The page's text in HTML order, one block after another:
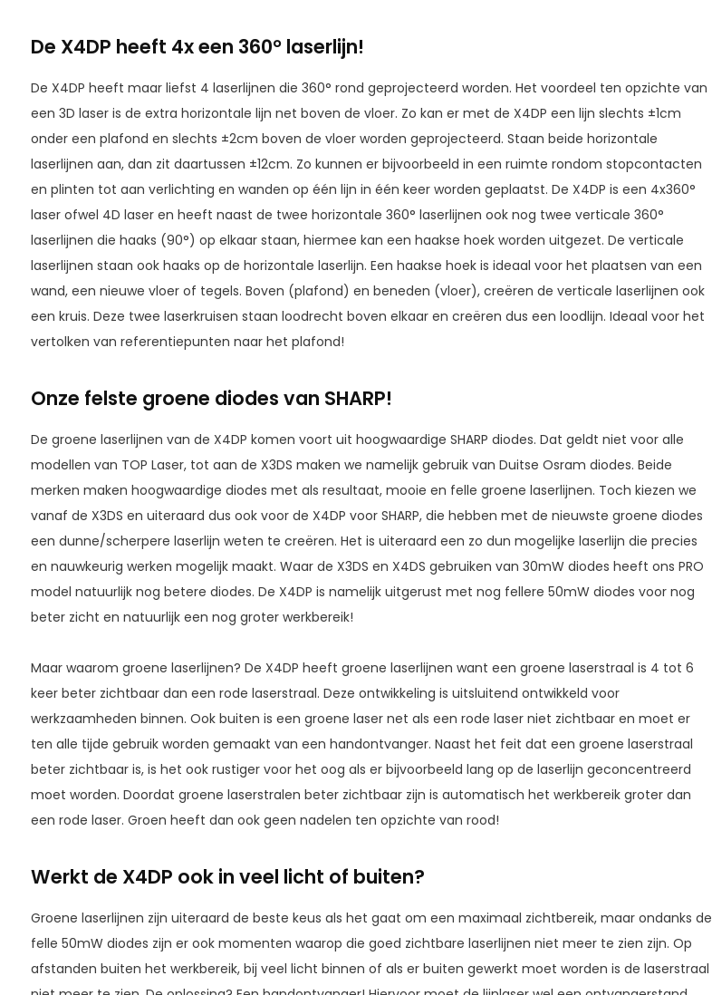
De X4DP heeft 4x een 360° laserlijn!
De X4DP heeft maar liefst 4 laserlijnen die 360° rond geprojecteerd worden. Het voordeel ten opzichte van
een 3D laser is de extra horizontale lijn net boven de vloer. Zo kan er met de X4DP een lijn slechts ±1cm
onder een plafond en slechts ±2cm boven de vloer worden geprojecteerd. Staan beide horizontale
laserlijnen aan, dan zit daartussen ±12cm. Zo kunnen er bijvoorbeeld in een ruimte rondom stopcontacten
en plinten tot aan verlichting en wanden op één lijn in één keer worden geplaatst. De X4DP is een 4x360°
laser ofwel 4D laser en heeft naast de twee horizontale 360° laserlijnen ook nog twee verticale 360°
laserlijnen die haaks (90°) op elkaar staan, hiermee kan een haakse hoek worden uitgezet. De verticale
laserlijnen staan ook haaks op de horizontale laserlijn. Een haakse hoek is ideaal voor het plaatsen van een
wand, een nieuwe vloer of tegels. Boven (plafond) en beneden (vloer), creëren de verticale laserlijnen ook
een kruis. Deze twee laserkruisen staan loodrecht boven elkaar en creëren dus een loodlijn. Ideaal voor het
vertolken van referentiepunten naar het plafond!
Onze felste groene diodes van SHARP!
De groene laserlijnen van de X4DP komen voort uit hoogwaardige SHARP diodes. Dat geldt niet voor alle
modellen van TOP Laser, tot aan de X3DS maken we namelijk gebruik van Duitse Osram diodes. Beide
merken maken hoogwaardige diodes met als resultaat, mooie en felle groene laserlijnen. Toch kiezen we
vanaf de X3DS en uiteraard dus ook voor de X4DP voor SHARP, die hebben met de nieuwste groene diodes
een dunne/scherpere laserlijn weten te creëren. Het is uiteraard een zo dun mogelijke laserlijn die precies
en nauwkeurig werken mogelijk maakt. Waar de X3DS en X4DS gebruiken van 30mW diodes heeft ons PRO
model natuurlijk nog betere diodes. De X4DP is namelijk uitgerust met nog fellere 50mW diodes voor nog
beter zicht en natuurlijk een nog groter werkbereik!
Maar waarom groene laserlijnen? De X4DP heeft groene laserlijnen want een groene laserstraal is 4 tot 6
keer beter zichtbaar dan een rode laserstraal. Deze ontwikkeling is uitsluitend ontwikkeld voor
werkzaamheden binnen. Ook buiten is een groene laser net als een rode laser niet zichtbaar en moet er
ten alle tijde gebruik worden gemaakt van een handontvanger. Naast het feit dat een groene laserstraal
beter zichtbaar is, is het ook rustiger voor het oog als er bijvoorbeeld lang op de laserlijn geconcentreerd
moet worden. Doordat groene laserstralen beter zichtbaar zijn is automatisch het werkbereik groter dan
een rode laser. Groen heeft dan ook geen nadelen ten opzichte van rood!
Werkt de X4DP ook in veel licht of buiten?
Groene laserlijnen zijn uiteraard de beste keus als het gaat om een maximaal zichtbereik, maar ondanks de
felle 50mW diodes zijn er ook momenten waarop die goed zichtbare laserlijnen niet meer te zien zijn. Op
afstanden buiten het werkbereik, bij veel licht binnen of als er buiten gewerkt moet worden is de laserstraal